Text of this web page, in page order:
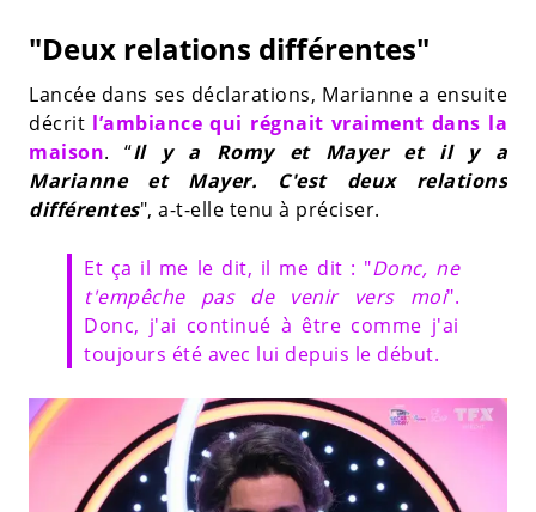
"Deux relations différentes"
Lancée dans ses déclarations, Marianne a ensuite
décrit l’ambiance qui régnait vraiment dans la
maison. “Il y a Romy et Mayer et il y a
Marianne et Mayer. C'est deux relations
différentes", a-t-elle tenu à préciser.
Et ça il me le dit, il me dit : "Donc, ne
t'empêche pas de venir vers moi".
Donc, j'ai continué à être comme j'ai
toujours été avec lui depuis le début.